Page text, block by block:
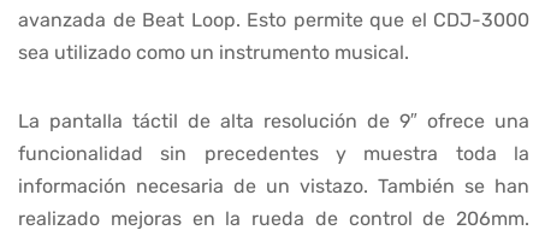
avanzada de Beat Loop. Esto permite que el CDJ-3000
sea utilizado como un instrumento musical.
La pantalla táctil de alta resolución de 9″ ofrece una
funcionalidad sin precedentes y muestra toda la
información necesaria de un vistazo. También se han
realizado mejoras en la rueda de control de 206mm.